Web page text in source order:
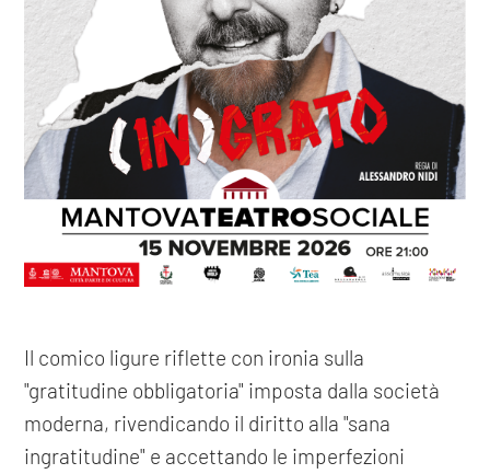
Il comico ligure riflette con ironia sulla
"gratitudine obbligatoria" imposta dalla società
moderna, rivendicando il diritto alla "sana
ingratitudine" e accettando le imperfezioni